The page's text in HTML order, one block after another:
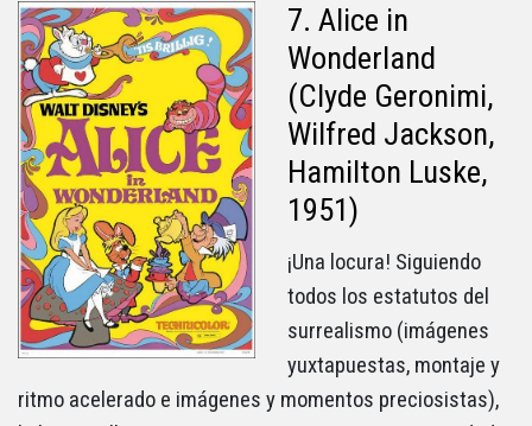
7. Alice in
Wonderland
(Clyde Geronimi,
Wilfred Jackson,
Hamilton Luske,
1951)
¡Una locura! Siguiendo
todos los estatutos del
surrealismo (imágenes
yuxtapuestas, montaje y
ritmo acelerado e imágenes y momentos preciosistas),